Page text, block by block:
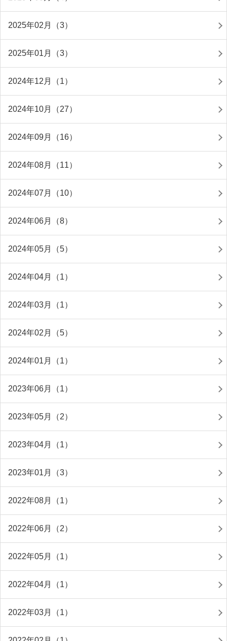
2025年02月（3）
2025年01月（3）
2024年12月（1）
2024年10月（27）
2024年09月（16）
2024年08月（11）
2024年07月（10）
2024年06月（8）
2024年05月（5）
2024年04月（1）
2024年03月（1）
2024年02月（5）
2024年01月（1）
2023年06月（1）
2023年05月（2）
2023年04月（1）
2023年01月（3）
2022年08月（1）
2022年06月（2）
2022年05月（1）
2022年04月（1）
2022年03月（1）